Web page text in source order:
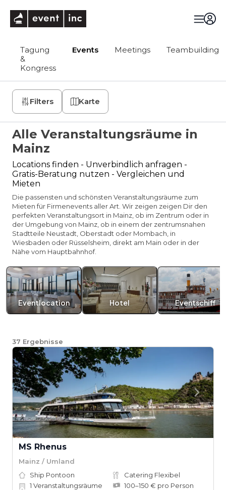
Tagung
&
Kongress
Events Meetings Teambuilding
Filters Karte
Alle Veranstaltungsräume in
Mainz
Locations finden - Unverbindlich anfragen -
Gratis-Beratung nutzen - Vergleichen und
Mieten
Die passensten und schönsten Veranstaltungsräume zum
Mieten für Firmenevents aller Art. Wir zeigen zeigen Dir den
perfekten Veranstaltungsort in Mainz, ob im Zentrum oder in
der Umgebung von Mainz, ob in einem der zentrumsnahen
Stadtteile Neustadt, Oberstadt oder Mombach, in
Wiesbaden oder Rüsselsheim, direkt am Main oder in der
Nähe vom Hauptbahnhof.
Eventlocation Hotel Eventschiff
37 Ergebnisse
MS Rhenus
Mainz / Umland
Ship Pontoon
Catering Flexibel
1 Veranstaltungsräume
100–150 € pro Person